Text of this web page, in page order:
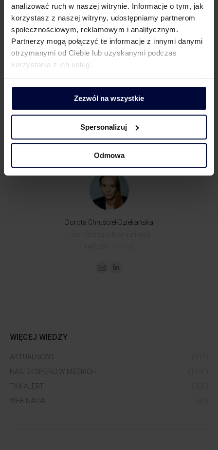
analizować ruch w naszej witrynie. Informacje o tym, jak
korzystasz z naszej witryny, udostępniamy partnerom
społecznościowym, reklamowym i analitycznym.
Partnerzy mogą połączyć te informacje z innymi danymi
otrzymanymi od Ciebie lub uzyskanymi podczas
korzystania z ich usług.
Zezwól na wszystkie
Spersonalizuj
Odmowa
Barbara Lenarcik
Partner | Rozwój biznesu, marketing i komunikacja
Dorota Chruściel-Dziekańska
WIĘCEJ WIEDZY
AKTUALNOŚCI
NASI EKSPERCI W MEDIACH
TAX ALERT
WEBINARIA